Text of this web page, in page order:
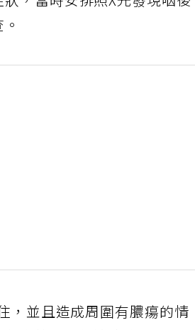
，當時安排照X光發現咽後
，並且造成周圍有膿瘍的情